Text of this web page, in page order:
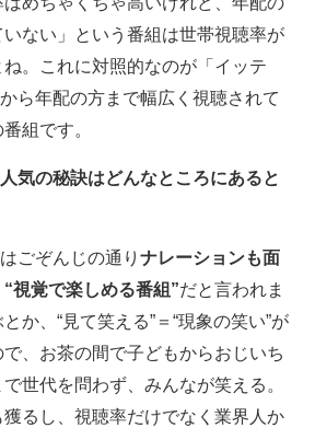
ない」という番組は世帯視聴率が
ね。これに対照的なのが「イッテ
ら年配の方まで幅広く視聴されて
組です。
気の秘訣はどんなところにあると
ごぞんじの通り ナレーションも面
視覚で楽しめる番組”だと言われま
か、“見て笑える”＝“現象の笑い”が
、お茶の間で子どもからおじいち
世代を問わず、みんなが笑える。
るし、視聴率だけでなく業界人か